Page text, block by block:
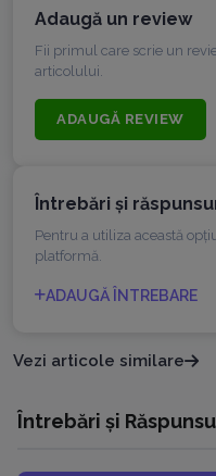
Adaugă un review
Fii primul care scrie un
articolului.
ADAUGĂ REVIEW
Întrebări şi
Pentru a utiliza această
platformă.
ADAUGĂ ÎNTREBARE
Vezi articole similare
Întrebări și